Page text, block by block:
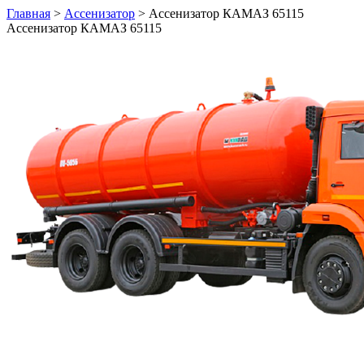
Главная > Ассенизатор > Ассенизатор КАМАЗ 65115
Ассенизатор КАМАЗ 65115